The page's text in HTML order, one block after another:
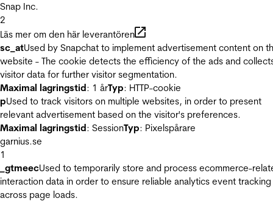
Snap Inc.
2
Läs mer om den här leverantören
sc_atUsed by Snapchat to implement advertisement content on
website - The cookie detects the efficiency of the ads and
visitor data for further visitor segmentation.
Maximal lagringstid: 1 årTyp: HTTP-cookie
pUsed to track visitors on multiple websites, in order to present
relevant advertisement based on the visitor's preferences.
Maximal lagringstid: SessionTyp: Pixelspårare
garnius.se
1
_gtmeecUsed to temporarily store and process ecommerce-
interaction data in order to ensure reliable analytics event tracking
across page loads.